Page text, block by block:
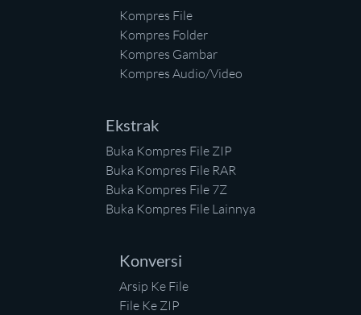
Kompres File
Kompres Folder
Kompres Gambar
Kompres Audio/Video
Ekstrak
Buka Kompres File ZIP
Buka Kompres File RAR
Buka Kompres File 7Z
Buka Kompres File Lainnya
Konversi
Arsip Ke File
File Ke ZIP